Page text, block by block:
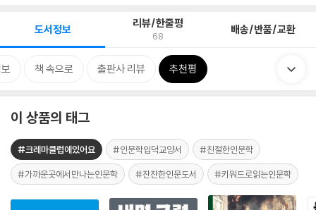
도서정보 리뷰/한줄평
68 배송/반품/교환
책 속으로 출판사 리뷰 추천평
이 상품의 태그
#크레마클럽에있어요 #인문학입덕교양서 #친절한인문학
#가까운곳에서만나는인문학 #잔잔한인문도서 #키워드로읽는인문학